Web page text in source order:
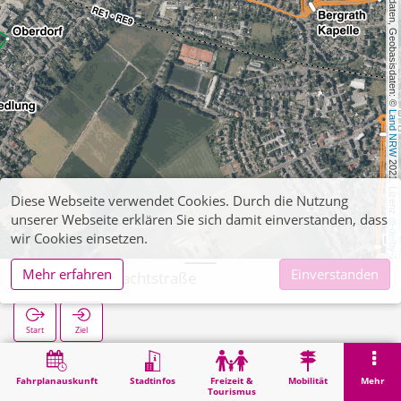
, Kartendaten, Geobasisdaten: ©
Land NRW
2021, Lizenz
dl-de/by-2-0
Fahrplanauskunft Stadtinfos
Freizeit &
Tourismus
Mobilität Mehr
Bergrath Grachtstraße
Start Ziel
Suche Bergrath Grachtstraße
Diese Webseite verwendet Cookies. Durch die Nutzung
unserer Webseite erklären Sie sich damit einverstanden, dass
wir Cookies einsetzen.
Mehr erfahren
Einverstanden